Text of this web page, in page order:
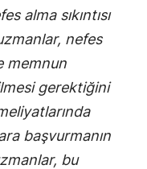
alma sıkıntısı
nefes
memnun
gerektiğini
başvurmanın
bu